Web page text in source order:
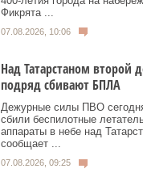
Фикрята ...
07.08.2026, 10:06
Над Татарстаном второй
подряд сбивают БПЛА
Дежурные силы ПВО
сбили беспилотные
аппараты в небе над
сообщает ...
07.08.2026, 09:25